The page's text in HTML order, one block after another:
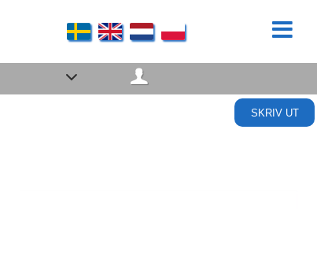
SKRIV UT